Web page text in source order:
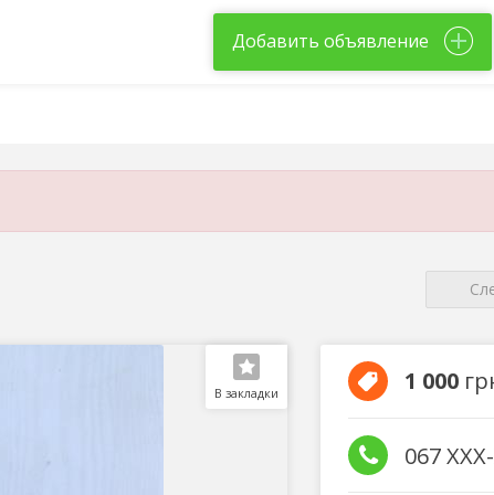
Добавить объявление
В закладки 1 000
067